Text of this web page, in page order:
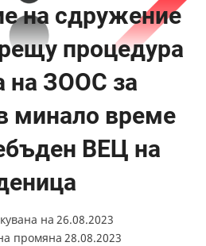
на сдружение
процедура
на ЗООС за
минало време
ВЕЦ на
на 26.08.2023
промяна 28.08.2023